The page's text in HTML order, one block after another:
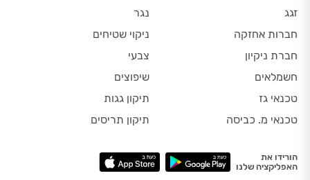
זגג
חברות אחזקה
חברת ניקיון
חשמלאים
טכנאי גז
טכנאי מ. כביסה
נגר
ניקוי שטיחים
צבעי
שיפוצים
תיקון גגות
תיקון תריסים
הורידו את
האפליקציה שלנו